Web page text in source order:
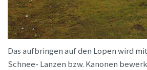
Das aufbringen auf den Lopen wird
Schnee- Lanzen bzw. Kanonen